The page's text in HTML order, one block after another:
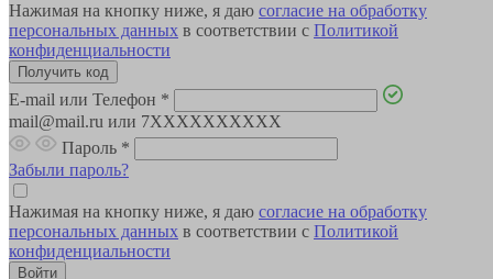
Нажимая на кнопку ниже, я даю согласие на обработку
персональных данных в соответствии с Политикой
конфиденциальности
E-mail или Телефон *
mail@mail.ru или 7XXXXXXXXXX
Пароль *
Забыли пароль?
Нажимая на кнопку ниже, я даю согласие на обработку
персональных данных в соответствии с Политикой
конфиденциальности